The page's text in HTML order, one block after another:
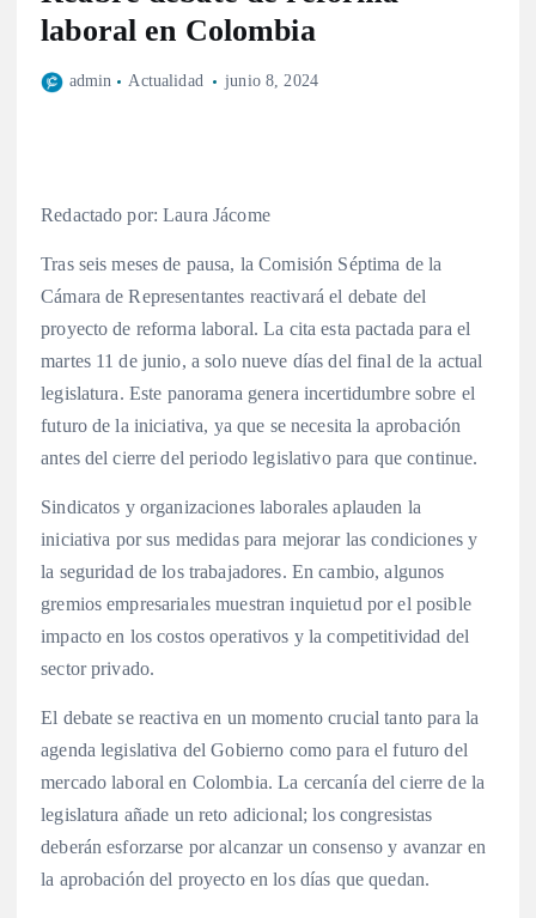
laboral en Colombia
admin Actualidad junio 8, 2024
Redactado por: Laura Jácome
Tras seis meses de pausa, la Comisión Séptima de la
Cámara de Representantes reactivará el debate del
proyecto de reforma laboral. La cita esta pactada para el
martes 11 de junio, a solo nueve días del final de la actual
legislatura. Este panorama genera incertidumbre sobre el
futuro de la iniciativa, ya que se necesita la aprobación
antes del cierre del periodo legislativo para que continue.
Sindicatos y organizaciones laborales aplauden la
iniciativa por sus medidas para mejorar las condiciones y
la seguridad de los trabajadores. En cambio, algunos
gremios empresariales muestran inquietud por el posible
impacto en los costos operativos y la competitividad del
sector privado.
El debate se reactiva en un momento crucial tanto para la
agenda legislativa del Gobierno como para el futuro del
mercado laboral en Colombia. La cercanía del cierre de la
legislatura añade un reto adicional; los congresistas
deberán esforzarse por alcanzar un consenso y avanzar en
la aprobación del proyecto en los días que quedan.